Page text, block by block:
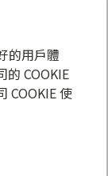
務，也未與代辦
體信用卡，請提
安心。總費用年
作商家提供之商
Finance
的用戶體
的 COOKIE
COOKIE 使